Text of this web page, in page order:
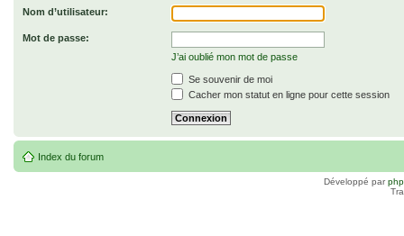
Nom d’utilisateur:
Mot de passe:
J’ai oublié mon mot de passe
Se souvenir de moi
Cacher mon statut en ligne pour cette session
Index du forum
Développé par